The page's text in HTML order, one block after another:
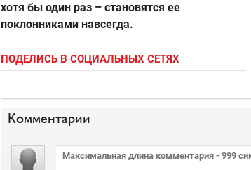
хотя бы один раз – становятся ее
поклонниками навсегда.
ПОДЕЛИСЬ В СОЦИАЛЬНЫХ СЕТЯХ
Комментарии